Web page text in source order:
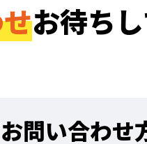
お待ちし
問い合わせ